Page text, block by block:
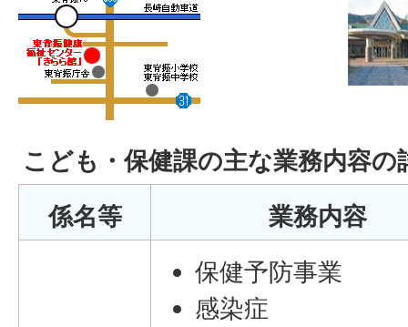
こども・保健課の主な業務内容の
係名等
業務内容
保健予防事業
感染症